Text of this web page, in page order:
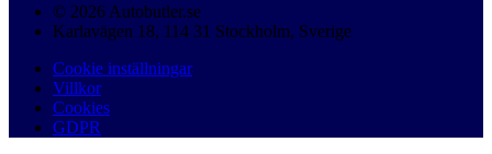
© 2026 Autobutler.se
Karlavägen 18, 114 31 Stockholm, Sverige
Cookie inställningar
Villkor
Cookies
GDPR